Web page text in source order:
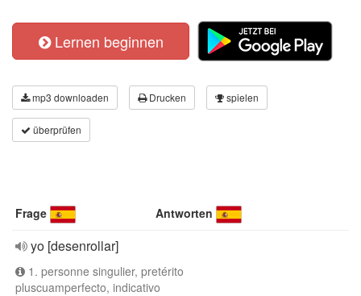
Lernen beginnen
mp3 downloaden Drucken spielen
überprüfen
Frage Antworten
yo [desenrollar]
1. personne singulier, pretérito
pluscuamperfecto, indicativo